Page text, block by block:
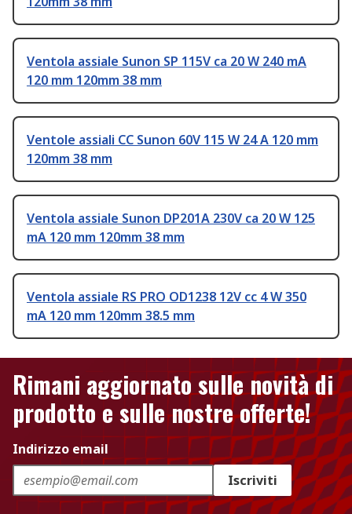
Ventola assiale Sunon SP 115V ca 20 W 240 mA
120 mm 120mm 38 mm
Ventole assiali CC Sunon 60V 115 W 24 A 120 mm
120mm 38 mm
Ventola assiale Sunon DP201A 230V ca 20 W 125
mA 120 mm 120mm 38 mm
Ventola assiale RS PRO OD1238 12V cc 4 W 350
mA 120 mm 120mm 38.5 mm
Rimani aggiornato sulle novità di
prodotto e sulle nostre offerte!
Indirizzo email
Iscriviti